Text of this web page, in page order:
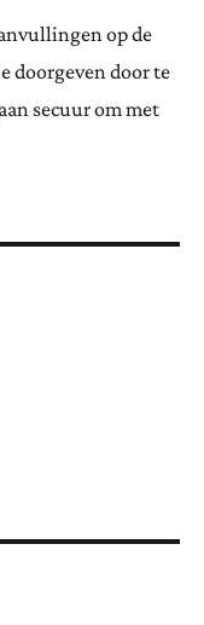
op de
doorgeven door te
secuur om met